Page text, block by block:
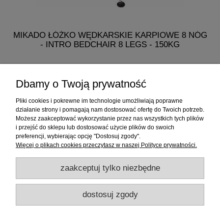
MIKADO ŁÓŻKO WĘDKARSKIE KARPIOWE 8 NÓG
- INTRO BEDCHAIR 8 LEGS - 150KG
do koszyka
Informacje
Sklep internetowy
RATY
Promocje
Dbamy o Twoją prywatność
Pliki cookies i pokrewne im technologie umożliwiają poprawne
działanie strony i pomagają nam dostosować ofertę do Twoich potrzeb.
Możesz zaakceptować wykorzystanie przez nas wszystkich tych plików
i przejść do sklepu lub dostosować użycie plików do swoich
preferencji, wybierając opcję "Dostosuj zgody".
Więcej o plikach cookies przeczytasz w naszej Polityce prywatności.
zaakceptuj tylko niezbędne
dostosuj zgody